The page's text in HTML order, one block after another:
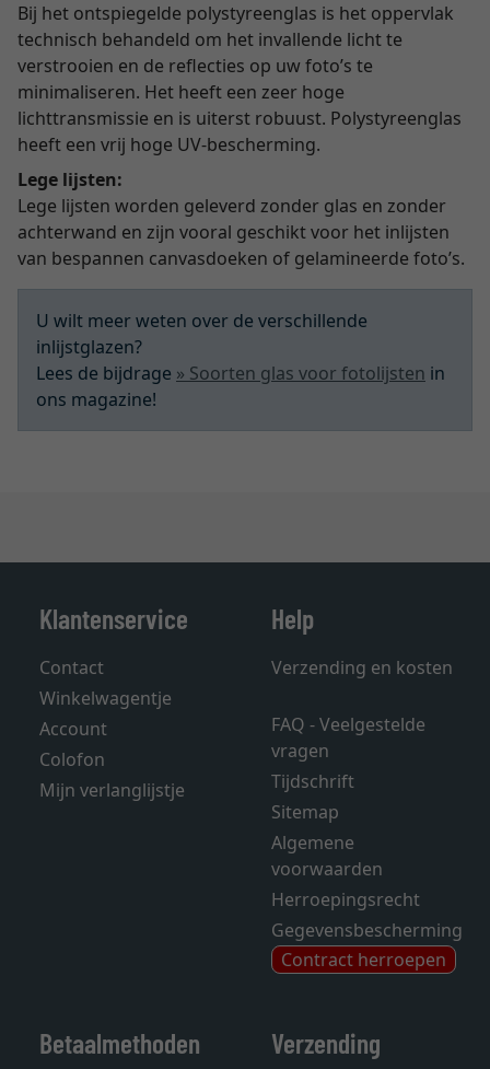
Bij het ontspiegelde polystyreenglas is het oppervlak
technisch behandeld om het invallende licht te
verstrooien en de reflecties op uw foto’s te
minimaliseren. Het heeft een zeer hoge
lichttransmissie en is uiterst robuust. Polystyreenglas
heeft een vrij hoge UV-bescherming.
Lege lijsten:
Lege lijsten worden geleverd zonder glas en zonder
achterwand en zijn vooral geschikt voor het inlijsten
van bespannen canvasdoeken of gelamineerde foto’s.
U wilt meer weten over de verschillende
inlijstglazen?
Lees de bijdrage » Soorten glas voor fotolijsten in
ons magazine!
Klantenservice
Contact
Winkelwagentje
Account
Colofon
Mijn verlanglijstje
Help
Verzending en kosten
FAQ - Veelgestelde
vragen
Tijdschrift
Sitemap
Algemene
voorwaarden
Herroepingsrecht
Gegevensbescherming
Contract herroepen
Betaalmethoden Verzending